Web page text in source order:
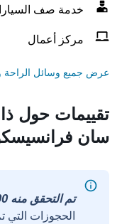
خدمة صف
مركز أعمال
عرض جميع وسائل الراحة
تقييمات حول
سان
تم التحقق منه 100%
الحجوزات التي